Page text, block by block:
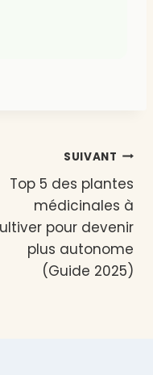
SUIVANT
Top 5 des plantes
médicinales à
pour devenir
plus autonome
(Guide 2025)